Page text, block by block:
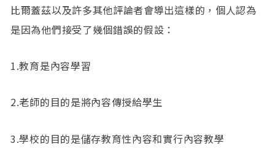
比爾蓋茲以及許多其他評論者會導出這樣的，個人認為
是因為他們接受了幾個錯誤的假設：
1.教育是內容學習
2.老師的目的是將內容傳授給學生
3.學校的目的是儲存教育性內容和實行內容教學